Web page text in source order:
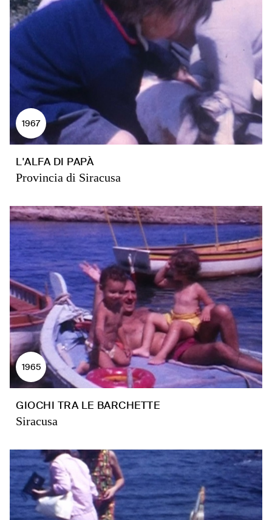
1967
L'ALFA DI PAPÀ
Provincia di Siracusa
1965
GIOCHI TRA LE BARCHETTE
Siracusa